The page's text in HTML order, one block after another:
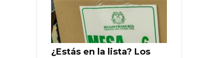
¿Estás en la lista? Los